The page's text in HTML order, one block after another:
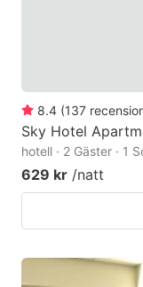
8.4 (137
Sky Hotel
hotell · 2 Gäster · 1
629 kr /natt